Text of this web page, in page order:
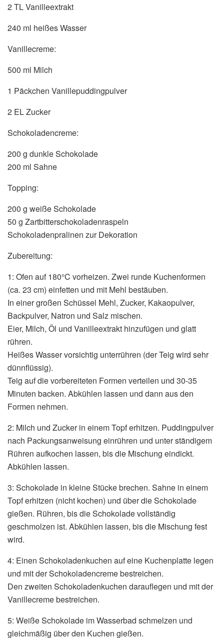
2 TL Vanilleextrakt
240 ml heißes Wasser
Vanillecreme:
500 ml Milch
1 Päckchen Vanillepuddingpulver
2 EL Zucker
Schokoladencreme:
200 g dunkle Schokolade
200 ml Sahne
Topping:
200 g weiße Schokolade
50 g Zartbitterschokoladenraspeln
Schokoladenpralinen zur Dekoration
Zubereitung:
1: Ofen auf 180°C vorheizen. Zwei runde Kuchenformen
(ca. 23 cm) einfetten und mit Mehl bestäuben.
In einer großen Schüssel Mehl, Zucker, Kakaopulver,
Backpulver, Natron und Salz mischen.
Eier, Milch, Öl und Vanilleextrakt hinzufügen und glatt
rühren.
Heißes Wasser vorsichtig unterrühren (der Teig wird sehr
dünnflüssig).
Teig auf die vorbereiteten Formen verteilen und 30-35
Minuten backen. Abkühlen lassen und dann aus den
Formen nehmen.
2: Milch und Zucker in einem Topf erhitzen. Puddingpulver
nach Packungsanweisung einrühren und unter ständigem
Rühren aufkochen lassen, bis die Mischung eindickt.
Abkühlen lassen.
3: Schokolade in kleine Stücke brechen. Sahne in einem
Topf erhitzen (nicht kochen) und über die Schokolade
gießen. Rühren, bis die Schokolade vollständig
geschmolzen ist. Abkühlen lassen, bis die Mischung fest
wird.
4: Einen Schokoladenkuchen auf eine Kuchenplatte legen
und mit der Schokoladencreme bestreichen.
Den zweiten Schokoladenkuchen darauflegen und mit der
Vanillecreme bestreichen.
5: Weiße Schokolade im Wasserbad schmelzen und
gleichmäßig über den Kuchen gießen.